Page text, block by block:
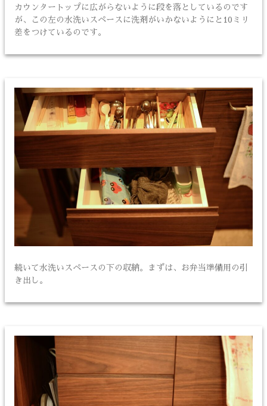
カウンタートップに広がらないように段を落としているのです
が、この左の水洗いスペースに洗剤がいかないようにと10ミリ
差をつけているのです。
続いて水洗いスペースの下の収納。まずは、お弁当準備用の引
き出し。